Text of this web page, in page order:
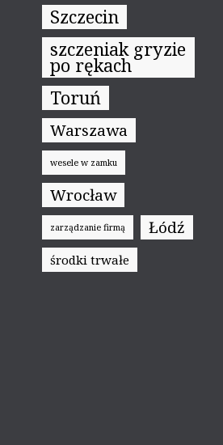
Szczecin
szczeniak gryzie
po rękach
Toruń
Warszawa
wesele w zamku
Wrocław
zarządzanie firmą Łódź
środki trwałe